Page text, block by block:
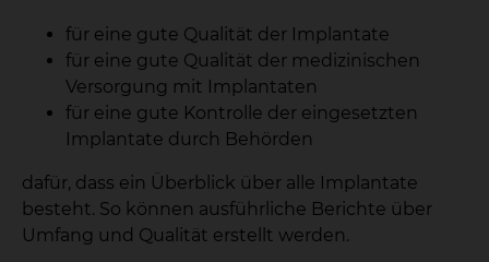
für eine gute Qualität der Implantate
für eine gute Qualität der medizinischen
Versorgung mit Implantaten
für eine gute Kontrolle der eingesetzten
Implantate durch Behörden
dafür, dass ein Überblick über alle Implantate
besteht. So können ausführliche Berichte über
Umfang und Qualität erstellt werden.